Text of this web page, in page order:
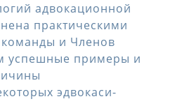
адвокационной
практическими
и Членов
успешные примеры и
эдвокаси-